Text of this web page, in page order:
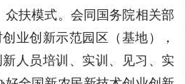
众扶模式。会同国务院相关部
业创新示范园区（基地），
人员培训、实训、见习、实